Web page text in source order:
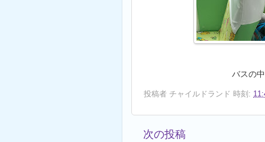
バスの
投稿者 チャイルドランド 時刻:
次の投稿